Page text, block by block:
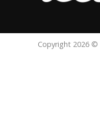
Copyright 2026 ©